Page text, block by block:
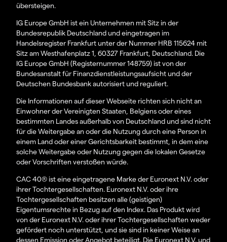
übersteigen.
IG Europe GmbH ist ein Unternehmen mit Sitz in der
Bundesrepublik Deutschland und eingetragen im
Handelsregister Frankfurt unter der Nummer HRB 115624 mit
Sitz am Westhafenplatz 1, 60327 Frankfurt, Deutschland. Die
IG Europe GmbH (Registernummer 148759) ist von der
Bundesanstalt für Finanzdienstleistungsaufsicht und der
Deutschen Bundesbank autorisiert und reguliert.
Die Informationen auf dieser Webseite richten sich nicht an
Einwohner der Vereinigten Staaten, Belgiens oder eines
bestimmten Landes außerhalb von Deutschland und sind nicht
für die Weitergabe an oder die Nutzung durch eine Person in
einem Land oder einer Gerichtsbarkeit bestimmt, in dem eine
solche Weitergabe oder Nutzung gegen die lokalen Gesetze
oder Vorschriften verstoßen würde.
CAC 40® ist eine eingetragene Marke der Euronext N.V. oder
ihrer Tochtergesellschaften. Euronext N.V. oder ihre
Tochtergesellschaften besitzen alle (geistigen)
Eigentumsrechte in Bezug auf den Index. Das Produkt wird
von der Euronext N.V. oder ihrer Tochtergesellschaften weder
gefördert noch unterstützt, und sie sind in keiner Weise an
dessen Emission oder Angebot beteiligt. Die Euronext N.V. und